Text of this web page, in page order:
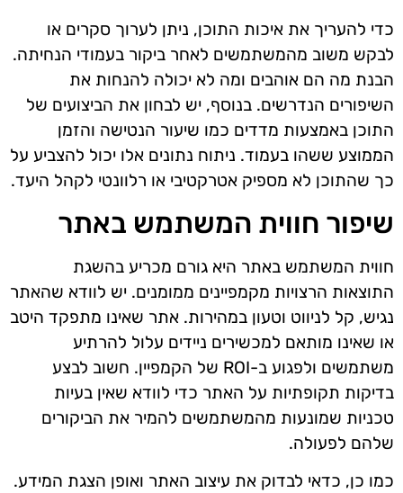
כדי להעריך את איכות התוכן, ניתן לערוך סקרים או
לבקש משוב מהמשתמשים לאחר ביקור בעמודי הנחיתה.
הבנת מה הם אוהבים ומה לא יכולה להנחות את
השיפורים הנדרשים. בנוסף, יש לבחון את הביצועים של
התוכן באמצעות מדדים כמו שיעור הנטישה והזמן
הממוצע ששהו בעמוד. ניתוח נתונים אלו יכול להצביע על
כך שהתוכן לא מספיק אטרקטיבי או רלוונטי לקהל היעד.
שיפור חווית המשתמש באתר
חווית המשתמש באתר היא גורם מכריע בהשגת
התוצאות הרצויות מקמפיינים ממומנים. יש לוודא שהאתר
נגיש, קל לניווט וטעון במהירות. אתר שאינו מתפקד היטב
או שאינו מותאם למכשירים ניידים עלול להרתיע
משתמשים ולפגוע ב-ROI של הקמפיין. חשוב לבצע
בדיקות תקופתיות על האתר כדי לוודא שאין בעיות
טכניות שמונעות מהמשתמשים להמיר את הביקורים
שלהם לפעולה.
כמו כן, כדאי לבדוק את עיצוב האתר ואופן הצגת המידע.